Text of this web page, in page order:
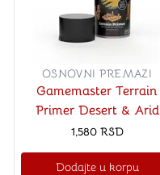
OSNOVNI PREMAZI
Gamemaster Terrain
Primer Desert & Arid
Wastes
1,580 RSD
Dodajte u korpu